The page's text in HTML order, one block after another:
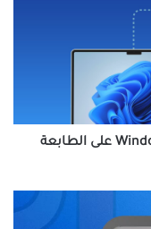
كيف تُصلح مشكلة عدم تعرف Windows 11 على الطابعة